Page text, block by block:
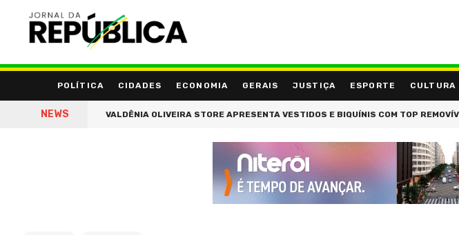
POLÍTICA CIDADES ECONOMIA GERAIS JUSTIÇA ESPORTE CULTURA
NEWS
VALDÊNIA OLIVEIRA STORE APRESENTA VESTIDOS E BIQUÍNIS COM TOP REMOVÍVEL NA